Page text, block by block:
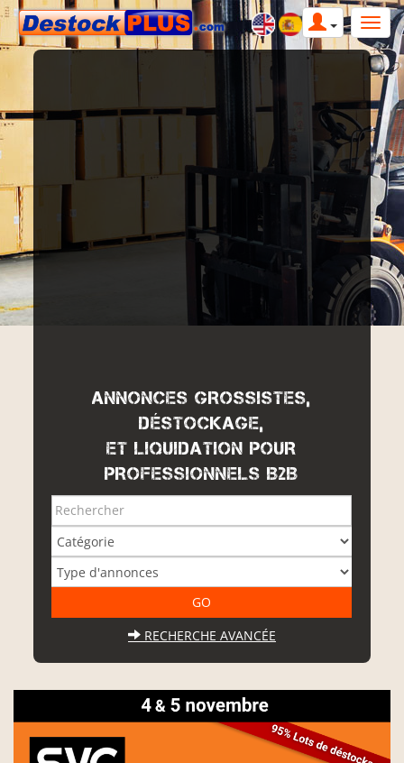
ANNONCES GROSSISTES,
DÉSTOCKAGE,
ET LIQUIDATION POUR
PROFESSIONNELS B2B
RECHERCHE AVANCÉE